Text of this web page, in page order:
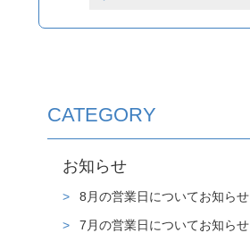
CATEGORY
お知らせ
8月の営業日についてお知らせ
7月の営業日についてお知らせ